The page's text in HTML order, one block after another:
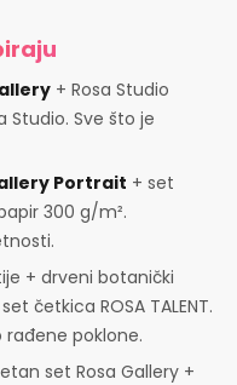
+ Rosa Studio
Studio. Sve što je
Portrait + set
300 g/m².
+ drveni botanički
četkica ROSA TALENT.
poklone.
set Rosa Gallery +